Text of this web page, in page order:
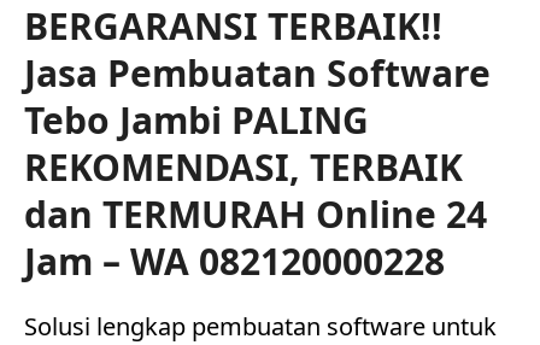
BERGARANSI TERBAIK!!
Jasa Pembuatan Software
Tebo Jambi PALING
REKOMENDASI, TERBAIK
dan TERMURAH Online 24
Jam – WA 082120000228
Solusi lengkap pembuatan software untuk